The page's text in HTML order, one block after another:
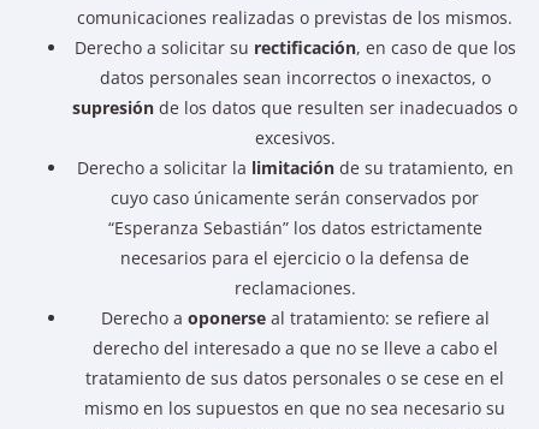
comunicaciones realizadas o previstas de los mismos.
Derecho a solicitar su rectificación, en caso de que los
datos personales sean incorrectos o inexactos, o
supresión de los datos que resulten ser inadecuados o
excesivos.
Derecho a solicitar la limitaciónde su tratamiento, en
cuyo caso únicamente serán conservados por
“Esperanza Sebastián” los datos estrictamente
necesarios para el ejercicio o la defensa de
reclamaciones.
Derecho a oponerseal tratamiento: se refiere al
derecho del interesado a que no se lleve a cabo el
tratamiento de sus datos personales o se cese en el
mismo en los supuestos en que no sea necesario su